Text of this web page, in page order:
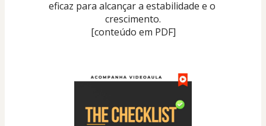
eficaz para alcançar a estabilidade e o
crescimento.
[conteúdo em PDF]